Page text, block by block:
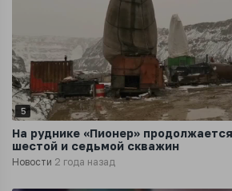
5
На руднике «Пионер»
шестой и седьмой скважин
Новости 2 года назад